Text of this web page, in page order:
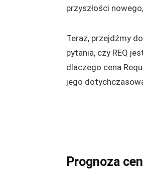
przyszłości
Teraz, przejdźmy
pytania, czy REQ
dlaczego cena
jego
Prognoza